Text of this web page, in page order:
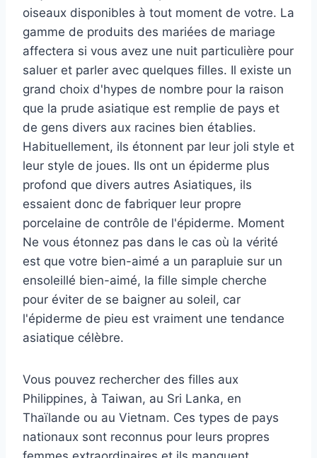
oiseaux disponibles à tout moment de votre. La
gamme de produits des mariées de mariage
affectera si vous avez une nuit particulière pour
saluer et parler avec quelques filles. Il existe un
grand choix d'hypes de nombre pour la raison
que la prude asiatique est remplie de pays et
de gens divers aux racines bien établies.
Habituellement, ils étonnent par leur joli style et
leur style de joues. Ils ont un épiderme plus
profond que divers autres Asiatiques, ils
essaient donc de fabriquer leur propre
porcelaine de contrôle de l'épiderme. Moment
Ne vous étonnez pas dans le cas où la vérité
est que votre bien-aimé a un parapluie sur un
ensoleillé bien-aimé, la fille simple cherche
pour éviter de se baigner au soleil, car
l'épiderme de pieu est vraiment une tendance
asiatique célèbre.
Vous pouvez rechercher des filles aux
Philippines, à Taiwan, au Sri Lanka, en
Thaïlande ou au Vietnam. Ces types de pays
nationaux sont reconnus pour leurs propres